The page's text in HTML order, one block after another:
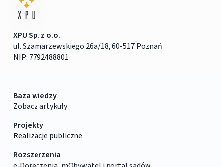
XPU Sp. z o.o.
ul. Szamarzewskiego 26a/18, 60-517 Poznań
NIP: 7792488801
Baza wiedzy
Zobacz artykuły
Projekty
Realizacje publiczne
Rozszerzenia